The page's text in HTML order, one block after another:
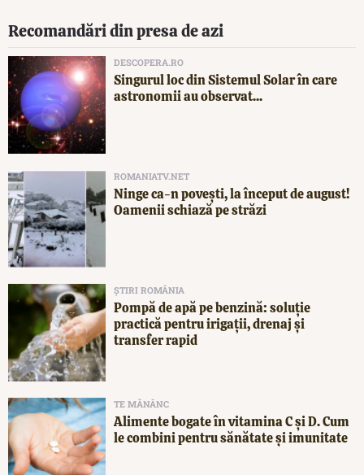
Recomandări din presa de azi
DESCOPERA.RO
Singurul loc din Sistemul Solar în care
astronomii au observat...
ROMANIATV.NET
Ninge ca-n povești, la început de august!
Oamenii schiază pe străzi
ȘTIRI ROMÂNIA
Pompă de apă pe benzină: soluție
practică pentru irigații, drenaj și
transfer rapid
TE MĂNÂNC
Alimente bogate în vitamina C și D. Cum
le combini pentru sănătate și imunitate